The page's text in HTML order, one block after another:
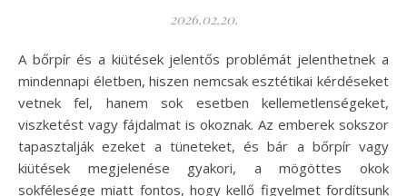
2026.02.20.
A bőrpír és a kiütések jelentős problémát jelenthetnek a
mindennapi életben, hiszen nemcsak esztétikai kérdéseket
vetnek fel, hanem sok esetben kellemetlenségeket,
viszketést vagy fájdalmat is okoznak. Az emberek sokszor
tapasztalják ezeket a tüneteket, és bár a bőrpír vagy
kiütések megjelenése gyakori, a mögöttes okok
sokfélesége miatt fontos, hogy kellő figyelmet fordítsunk